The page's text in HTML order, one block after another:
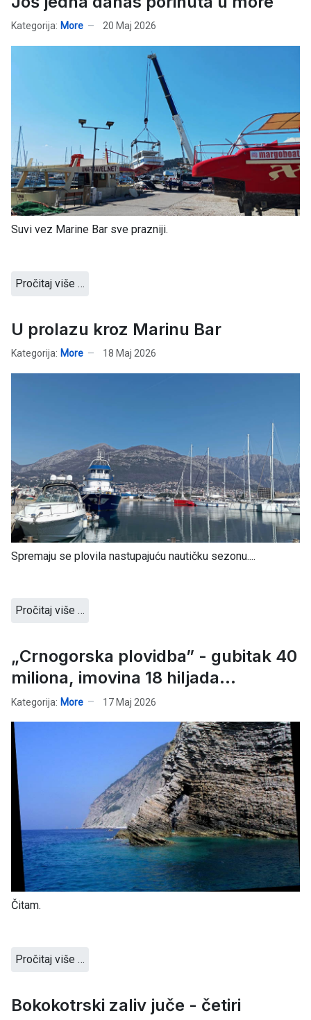
Kategorija: More 20 Maj 2026
Suvi vez Marine Bar sve prazniji.
Pročitaj više …
U prolazu kroz Marinu Bar
Kategorija: More 18 Maj 2026
Spremaju se plovila nastupajuću nautičku sezonu....
Pročitaj više …
„Crnogorska plovidba” - gubitak 40
miliona, imovina 18 hiljada...
Kategorija: More 17 Maj 2026
Čitam.
Pročitaj više …
Bokokotrski zaliv juče - četiri